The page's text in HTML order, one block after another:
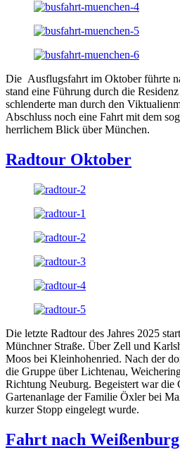
Die Ausflugsfahrt im Oktober führte
stand eine Führung durch die
schlenderte man durch den
Abschluss noch eine Fahrt mit dem
herrlichem Blick über München.
Radtour Oktober
Die letzte Radtour des Jahres 2025
Münchner Straße. Über Zell und
Moos bei Kleinhohenried. Nach der
die Gruppe über Lichtenau,
Richtung Neuburg. Begeistert war die
Gartenanlage der Familie Öxler bei
kurzer Stopp eingelegt wurde.
Fahrt nach Weißenburg